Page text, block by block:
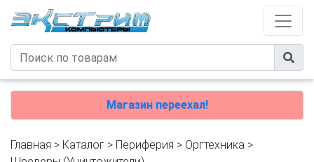
Магазин переехал!
Главная > Каталог > Периферия > Оргтехника >